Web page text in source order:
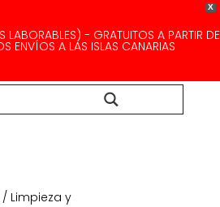
X
- GRATUITOS A PARTIR DE
ENVÍOS A LAS ISLAS CANARIAS
Limpieza y